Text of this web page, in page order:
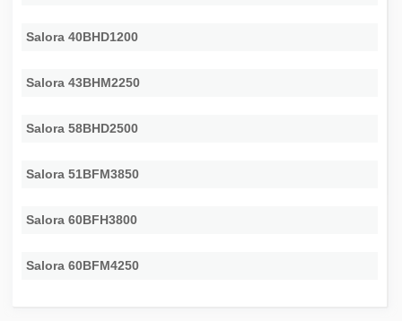
Salora 40BHD1200
Salora 43BHM2250
Salora 58BHD2500
Salora 51BFM3850
Salora 60BFH3800
Salora 60BFM4250